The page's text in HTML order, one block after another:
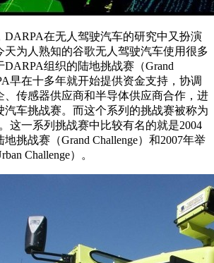
在无人驾驶汽车的研究中又扮演
天为人熟知的谷歌无人驾驶汽车使用很多
组织的陆地挑战赛（Grand
早在十多年就开始提供资金支持，协调
、传感器供应商和半导体供应商合作，进
汽车挑战赛。而这个系列的挑战赛被称为
这一系列挑战赛中比较有名的就是2004
挑战赛（Grand Challenge）和2007年举
Challenge）。